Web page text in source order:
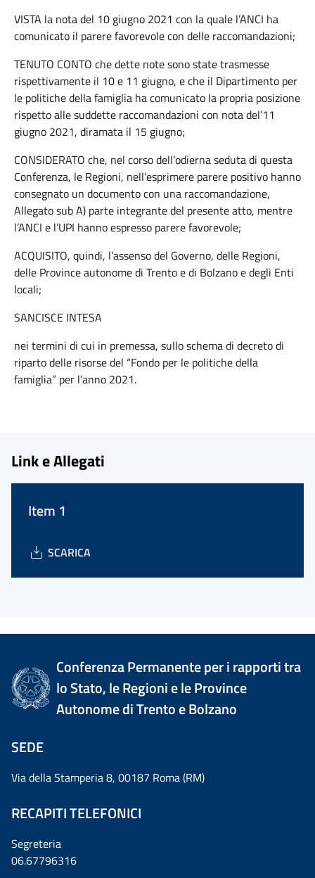
VISTA la nota del 10 giugno 2021 con la quale l’ANCI ha
comunicato il parere favorevole con delle raccomandazioni;
TENUTO CONTO che dette note sono state trasmesse
rispettivamente il 10 e 11 giugno, e che il Dipartimento per
le politiche della famiglia ha comunicato la propria posizione
rispetto alle suddette raccomandazioni con nota del’11
giugno 2021, diramata il 15 giugno;
CONSIDERATO che, nel corso dell’odierna seduta di questa
Conferenza, le Regioni, nell’esprimere parere positivo hanno
consegnato un documento con una raccomandazione,
Allegato sub A) parte integrante del presente atto, mentre
l’ANCI e l’UPI hanno espresso parere favorevole;
ACQUISITO, quindi, l’assenso del Governo, delle Regioni,
delle Province autonome di Trento e di Bolzano e degli Enti
locali;
SANCISCE INTESA
nei termini di cui in premessa, sullo schema di decreto di
riparto delle risorse del “Fondo per le politiche della
famiglia” per l’anno 2021.
Link e Allegati
Item 1
SCARICA
Conferenza Permanente per i rapporti tra
lo Stato, le Regioni e le Province
Autonome di Trento e Bolzano
SEDE
Via della Stamperia 8, 00187 Roma (RM)
RECAPITI TELEFONICI
Segreteria
06.67796316